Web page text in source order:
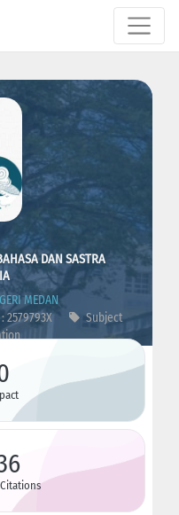
DAN SASTRA
MEDAN
: 2579793X
Subject